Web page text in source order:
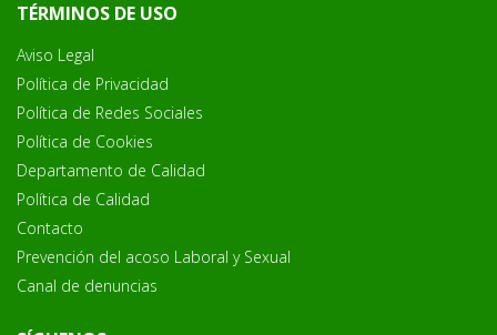
TÉRMINOS DE USO
Aviso Legal
Política de Privacidad
Política de Redes Sociales
Política de Cookies
Departamento de Calidad
Política de Calidad
Contacto
Prevención del acoso Laboral y Sexual
Canal de denuncias